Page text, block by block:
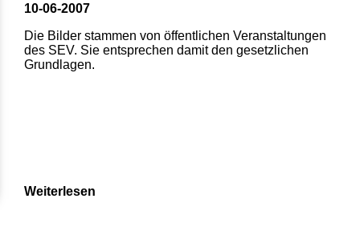
10-06-2007
Die Bilder stammen von öffentlichen Veranstaltungen
des SEV. Sie entsprechen damit den gesetzlichen
Grundlagen.
Weiterlesen